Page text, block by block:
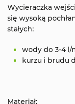
Wycieraczka
się wysoką
stałych:
wody do 3-4 l/
kurzu i brudu
Materiał: